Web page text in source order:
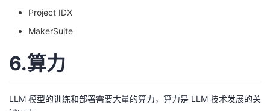
Project IDX
MakerSuite
6.算力
LLM 模型的训练和部署需要大量的算力，算力是 LLM 技术发展的关